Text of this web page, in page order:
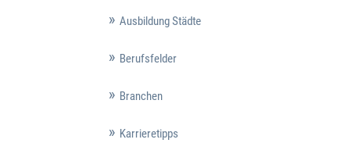
Ausbildung Städte
Berufsfelder
Branchen
Karrieretipps